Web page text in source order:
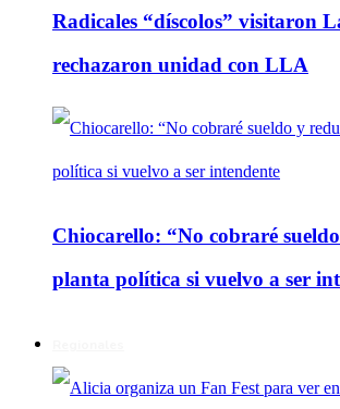
Radicales “díscolos” visitaron
rechazaron unidad con LLA
Chiocarello: “No cobraré
planta política si vuelvo a ser